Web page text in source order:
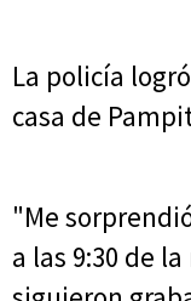
La policía
casa de
"Me
a las 9:30 de